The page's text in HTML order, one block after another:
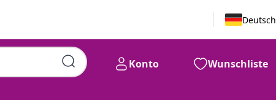
Deutsch
Konto Wunschliste